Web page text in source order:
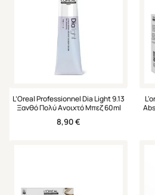
L’Oreal Professionnel Dia Light 9.13
Ξανθό Πολύ Ανοιχτό Μπεζ 60ml
8,90€